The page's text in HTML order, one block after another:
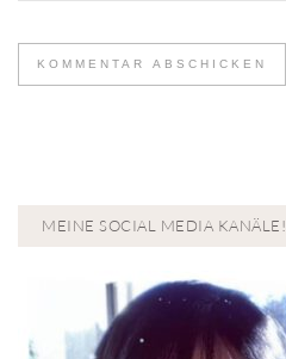
MEINE SOCIAL MEDIA KANÄLE!